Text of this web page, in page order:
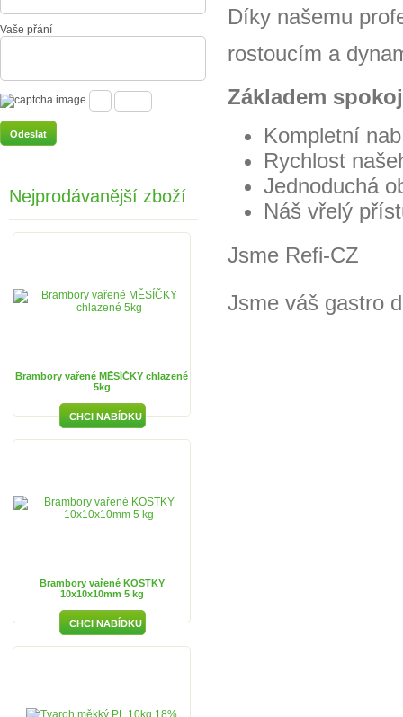
Díky našemu
rostoucím a
Základem
Kompletní
Rychlost
Jednoduchá
Náš vřelý
Jsme Refi-CZ
Jsme váš gastro
Vaše přání
Nejprodávanější zboží
Brambory vařené MĚSÍČKY chlazené
5kg
Brambory vařené KOSTKY
10x10x10mm 5 kg